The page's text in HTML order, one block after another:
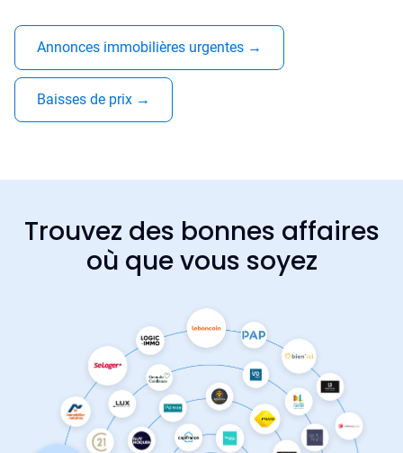
Annonces immobilières urgentes →
Baisses de prix →
Trouvez des bonnes affaires
où que vous soyez